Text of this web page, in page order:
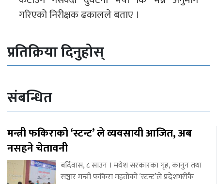
गरिएको निरीक्षक ढकालले बताए ।
प्रतिक्रिया दिनुहोस्
संबन्धित
मन्त्री फकिराको ‘स्टन्ट’ ले व्यवसायी आजित, अब
नसहने चेतावनी
बर्दिवास, ८ साउन । मधेश सरकारका गृह, कानुन तथा
सञ्चार मन्त्री फकिरा महतोको ‘स्टन्ट’ले प्रदेशभरीकै